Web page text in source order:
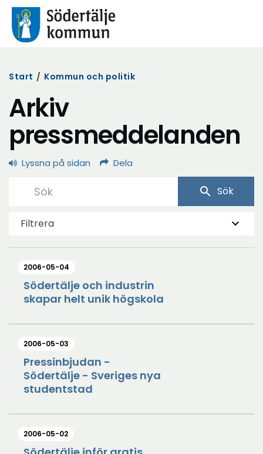
Start / Kommun och politik
Arkiv
pressmeddelanden
Lyssna på sidan Dela
search Sök
Filtrera
2006-05-04
Södertälje och industrin
skapar helt unik högskola
2006-05-03
Pressinbjudan -
Södertälje - Sveriges nya
studentstad
2006-05-02